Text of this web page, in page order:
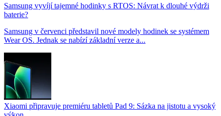
Samsung vyvíjí tajemné hodinky s RTOS: Návrat k dlouhé výdrži
baterie?
Samsung v červenci představil nové modely hodinek se systémem
Wear OS. Jednak se nabízí základní verze a...
Xiaomi připravuje premiéru tabletů Pad 9: Sázka na jistotu a vysoký